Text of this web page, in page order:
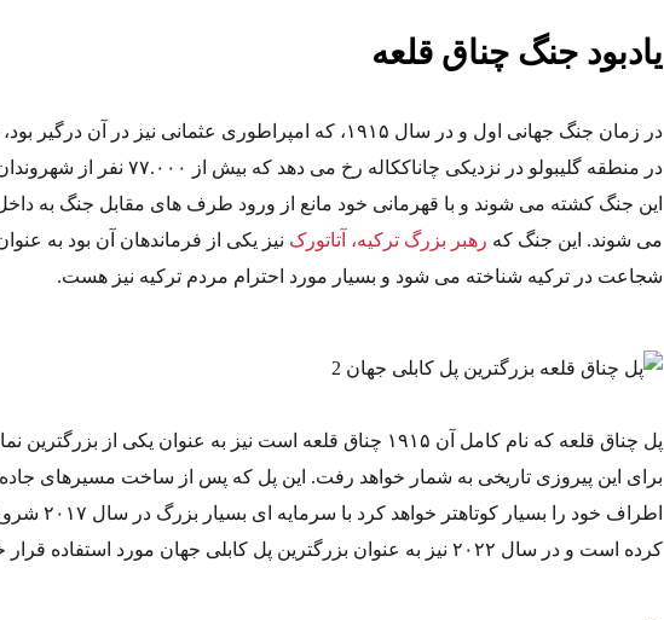
یادبود جنگ چناق قلعه
در زمان جنگ جهانی اول و در سال ۱۹۱۵، که امپراطوری عثمانی نیز در آن
در منطقه گلیبولو در نزدیکی چاناککاله رخ می دهد که
این جنگ کشته می شوند و با قهرمانی خود مانع از ورود طرف های مقابل جنگ به
می شوند. این جنگ که رهبر بزرگ ترکیه، آتاتورک نیز یکی از فرماندهان آن بود به
شجاعت در ترکیه شناخته می شود و بسیار مورد احترام مردم ترکیه نیز هست.
پل چناق قلعه که نام کامل آن ۱۹۱۵ چناق قلعه است نیز به عنوان یکی از
برای این پیروزی تاریخی به شمار خواهد رفت. این پل که پس از ساخت مسیرهای
اطراف خود را بسیار
کرده است و در سال ۲۰۲۲ نیز به عنوان بزرگترین پل کابلی جهان مورد استفاده قرار خواهد گرفت.